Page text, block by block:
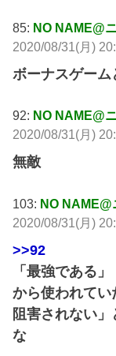
85: NO NAME@
2020/08/31(月)
ボーナスゲー
92: NO NAME@
2020/08/31(月)
無敵
103: NO NAME@
2020/08/31(月)
>>92
「最強である
から使われて
阻害されない
な